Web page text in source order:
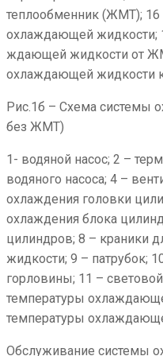
теплообменник (ЖМТ); 16
охлаждающей жидкости;
ждающей жидкости от
охлаждающей жидкости
Рис.1б – Схема системы
без ЖМТ)
1- водяной насос; 2 –
водяного насоса; 4 –
охлаждения головки
охлаждения блока
цилиндров; 8 – краники
жидкости; 9 – патрубок;
горловины; 11 –
температуры
температуры
Обслуживание системы